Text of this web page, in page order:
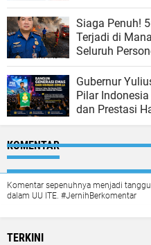
Siaga Penuh!
Terjadi di
Seluruh
Gubernur
Pilar
dan Prestasi
KOMENTAR
Komentar sepenuhnya menjadi
dalam UU ITE. #JernihBerkomentar
TERKINI